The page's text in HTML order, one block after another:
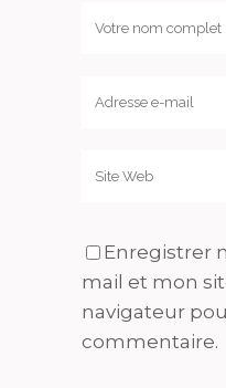
Enregistrer
mail et mon
navigateur
commentaire.